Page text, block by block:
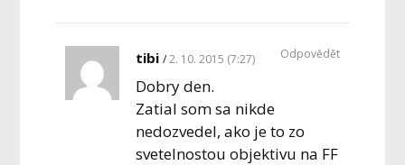
tibi 2. 10. 2015 (7:27)
Dobry den.
Zatial som sa nikde
nedozvedel, ako je to zo
svetelnostou objektivu na FF
Odpovědět